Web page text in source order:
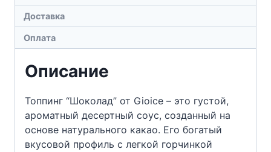
Доставка
Оплата
Описание
Топпинг “Шоколад” от Gioice – это густой,
ароматный десертный соус, созданный на
основе натурального какао. Его богатый
вкусовой профиль с легкой горчинкой